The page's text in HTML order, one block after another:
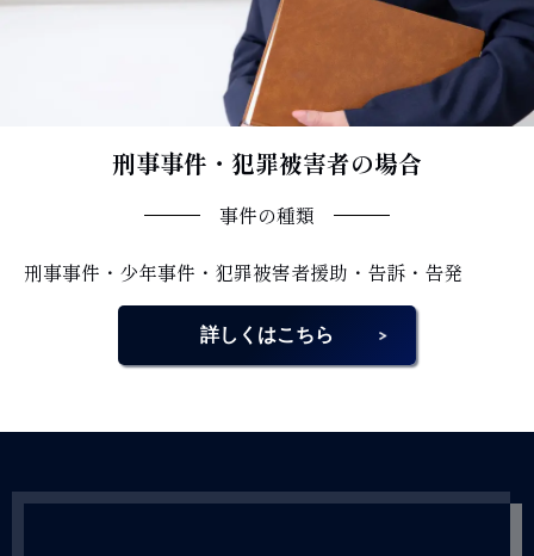
刑事事件・犯罪被害者の場合
事件の種類
刑事事件・少年事件・犯罪被害者援助・告訴・告発
詳しくはこちら